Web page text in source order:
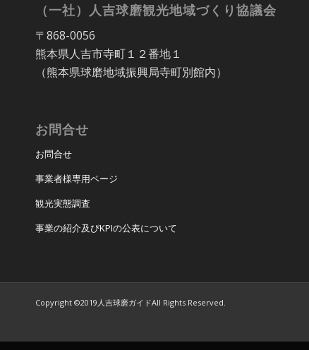
（一社）人吉球磨観光地域づくり協議会
〒868-0056
熊本県人吉市寺町１２番地１
（熊本県球磨地域振興局寺町別館内）
お問合せ
お問合せ
事業者様専用ページ
観光実態調査
事業の紹介及びKPIの公表について
Copyright ©2019人吉球磨ガイドAll Rights Reserved.